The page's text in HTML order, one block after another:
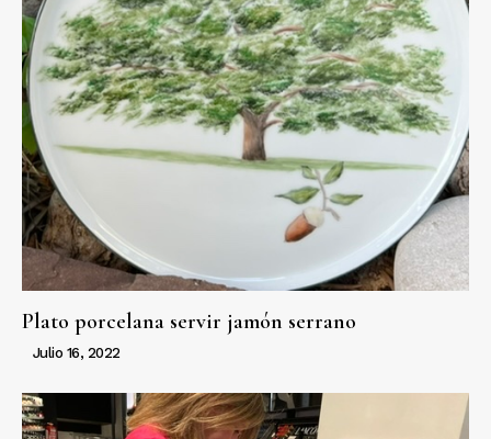
Plato porcelana servir jamón serrano
Julio 16, 2022